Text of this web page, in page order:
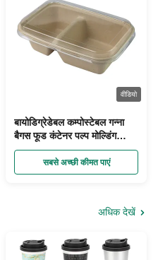
वीडियो
बायोडिग्रेडेबल कम्पोस्टेबल गन्ना
बैगस फूड कंटेनर पल्प मोल्डिंग
स्टैकेबल
सबसे अच्छी कीमत पाएं
अधिक देखें